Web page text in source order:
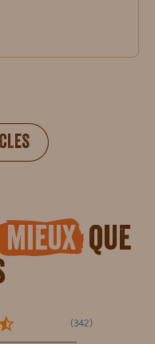
mieuxque
(342)